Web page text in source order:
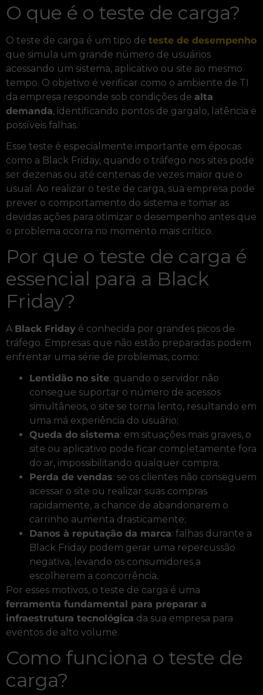
O que é o teste de carga?
O teste de carga é um tipo de teste de desempenho
que simula um grande número de usuários
acessando um sistema, aplicativo ou site ao mesmo
tempo. O objetivo é verificar como o ambiente de TI
da empresa responde sob condições de alta
demanda, identificando pontos de gargalo, latência e
possíveis falhas.
Esse teste é especialmente importante em épocas
como a Black Friday, quando o tráfego nos sites pode
ser dezenas ou até centenas de vezes maior que o
usual. Ao realizar o teste de carga, sua empresa pode
prever o comportamento do sistema e tomar as
devidas ações para otimizar o desempenho antes que
o problema ocorra no momento mais crítico.
Por que o teste de carga é
essencial para a Black
Friday?
A Black Friday é conhecida por grandes picos de
tráfego. Empresas que não estão preparadas podem
enfrentar uma série de problemas, como:
Lentidão no site: quando o servidor não
consegue suportar o número de acessos
simultâneos, o site se torna lento, resultando em
uma má experiência do usuário;
Queda do sistema: em situações mais graves, o
site ou aplicativo pode ficar completamente fora
do ar, impossibilitando qualquer compra;
Perda de vendas: se os clientes não conseguem
acessar o site ou realizar suas compras
rapidamente, a chance de abandonarem o
carrinho aumenta drasticamente;
Danos à reputação da marca: falhas durante a
Black Friday podem gerar uma repercussão
negativa, levando os consumidores a
escolherem a concorrência.
Por esses motivos, o teste de carga é uma
ferramenta fundamental para preparar a
infraestrutura tecnológica da sua empresa para
eventos de alto volume.
Como funciona o teste de
carga?